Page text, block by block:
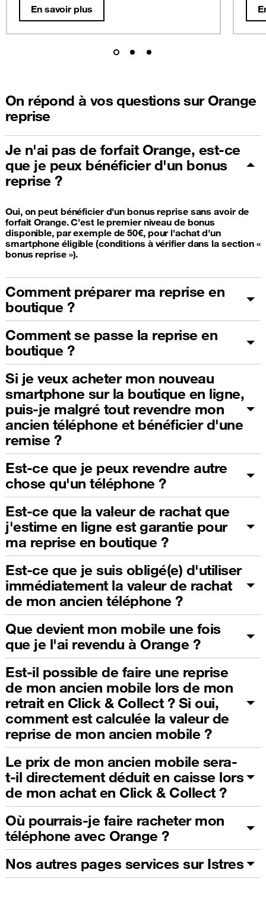
En savoir plus
On répond à vos questions sur Orange
reprise
Je n'ai pas de forfait Orange, est-ce
que je peux bénéficier d'un bonus
reprise ?
Oui, on peut bénéficier d'un bonus reprise sans avoir de
forfait Orange. C'est le premier niveau de bonus
disponible, par exemple de 50€, pour l'achat d'un
smartphone éligible (conditions à vérifier dans la section «
bonus reprise »).
Comment préparer ma reprise en
boutique ?
Comment se passe la reprise en
boutique ?
Si je veux acheter mon nouveau
smartphone sur la boutique en ligne,
puis-je malgré tout revendre mon
ancien téléphone et bénéficier d'une
remise ?
Est-ce que je peux revendre autre
chose qu'un téléphone ?
Est-ce que la valeur de rachat que
j'estime en ligne est garantie pour
ma reprise en boutique ?
Est-ce que je suis obligé(e) d'utiliser
immédiatement la valeur de rachat
de mon ancien téléphone ?
Que devient mon mobile une fois
que je l'ai revendu à Orange ?
Est-il possible de faire une reprise
de mon ancien mobile lors de mon
retrait en Click & Collect ? Si oui,
comment est calculée la valeur de
reprise de mon ancien mobile ?
Le prix de mon ancien mobile sera-
t-il directement déduit en caisse lors
de mon achat en Click & Collect ?
Où pourrais-je faire racheter mon
téléphone avec Orange ?
Nos autres pages services sur Istres